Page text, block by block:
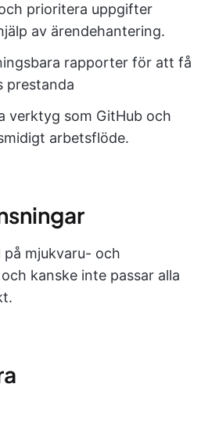
prioritera uppgifter
av ärendehantering.
rapporter för att få
prestanda
verktyg som GitHub och
arbetsflöde.
på mjukvaru- och
kanske inte passar alla